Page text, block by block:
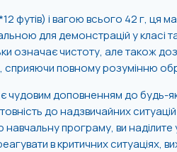
футів) і вагою всього 42 г, ця
для демонстрацій у класі
означає чистоту, але також
сприяючи повному розумінню
чудовим доповненням до будь-
до надзвичайних
програму, ви наділите
в критичних ситуаціях,